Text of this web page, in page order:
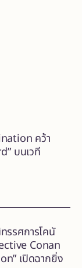
คว้า
บนเวที
รรศการโคนั
Conan
เปิดฉากยิ่ง